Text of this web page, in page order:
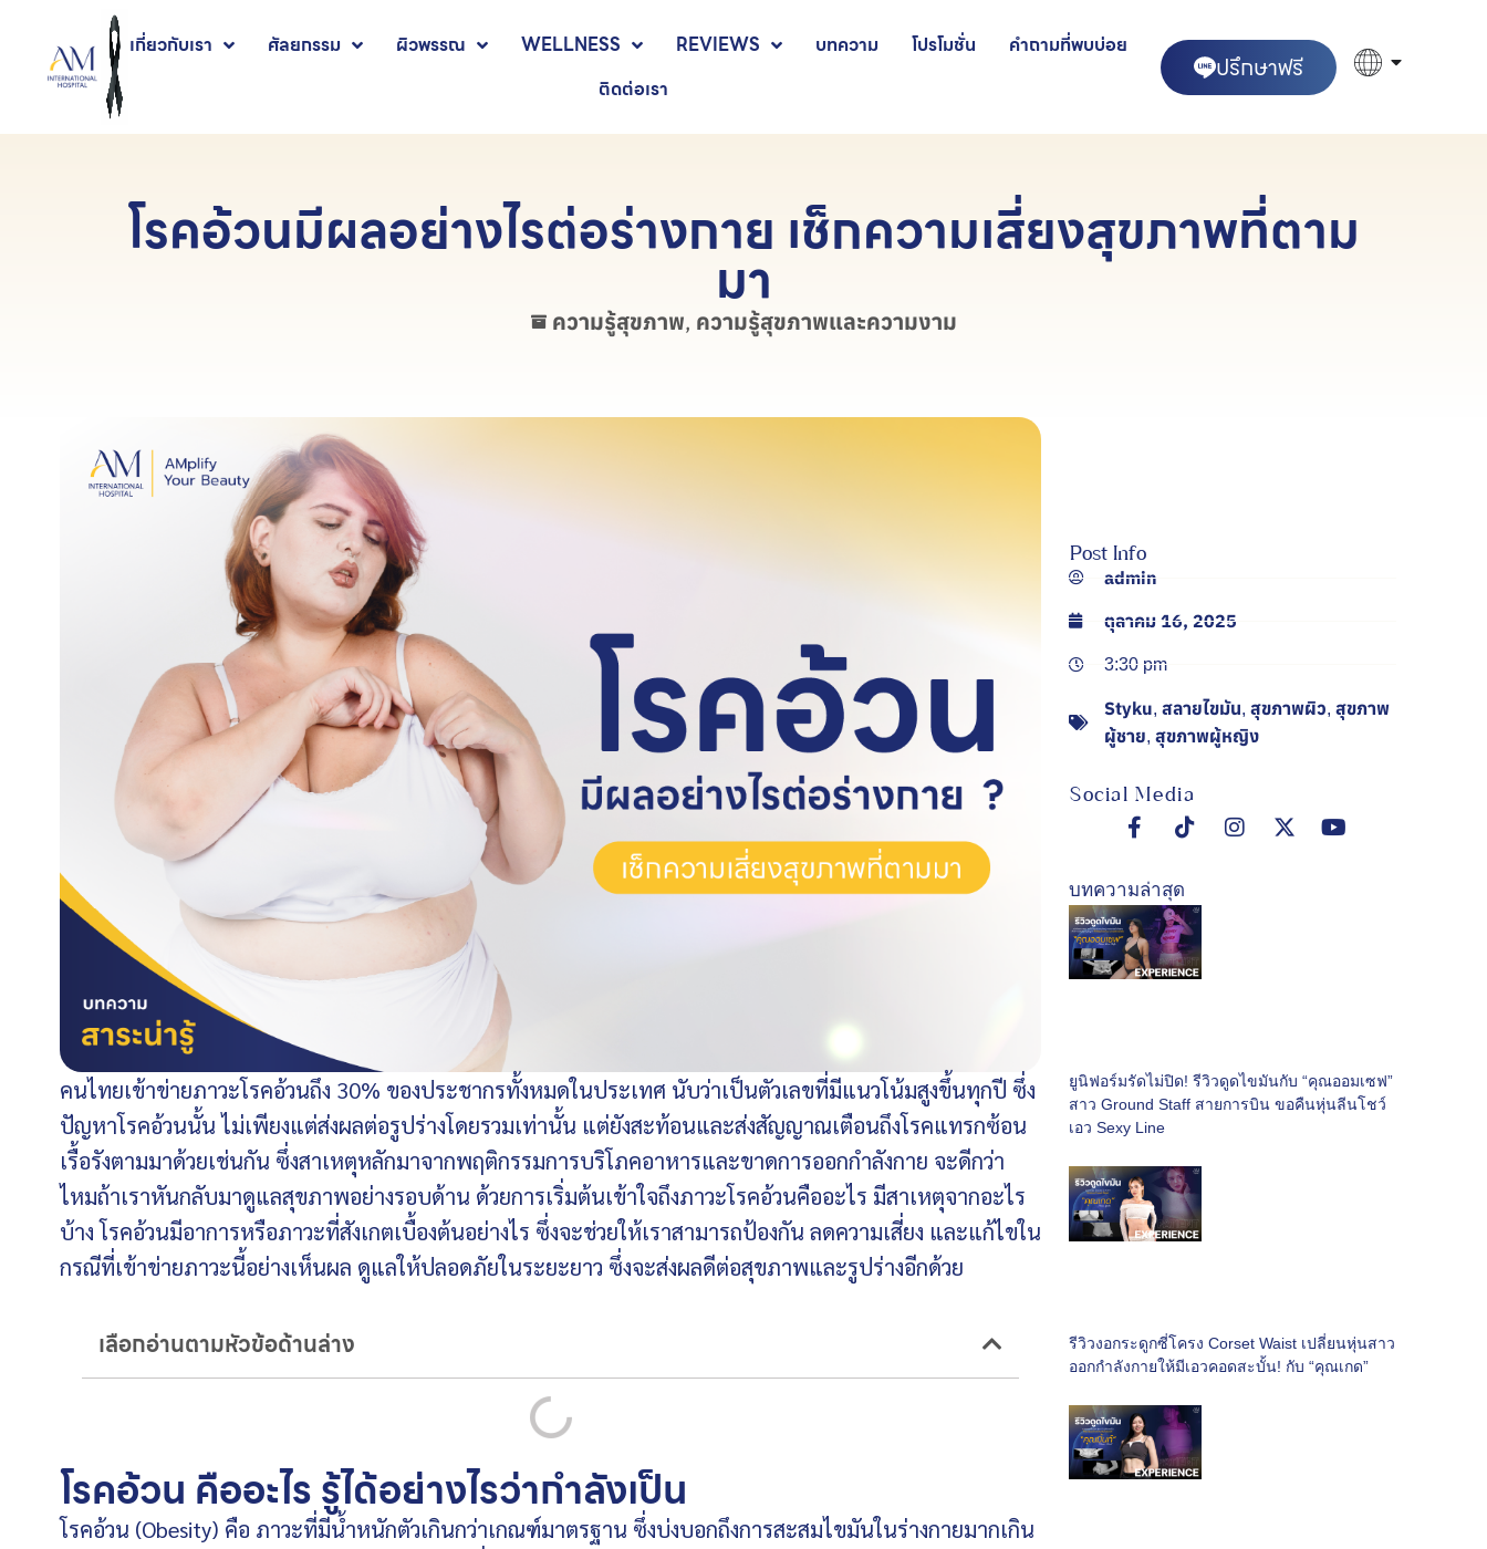
เกี่ยวกับเรา ศัลยกรรม ผิวพรรณ WELLNESS REVIEWS บทความ โปรโมชั่น
คำถามที่พบบ่อย
ติดต่อเรา
ปรึกษาฟรี
โรคอ้วนมีผลอย่างไรต่อร่างกาย เช็กความเสี่ยงสุขภาพที่ตาม
มา
ความรู้สุขภาพ, ความรู้สุขภาพและความงาม
คนไทยเข้าข่ายภาวะโรคอ้วนถึง 30% ของประชากรทั้งหมดในประเทศ นับว่าเป็นตัวเลขที่มีแนวโน้มสูงขึ้นทุกปี ซึ่ง
ปัญหาโรคอ้วนนั้น ไม่เพียงแต่ส่งผลต่อรูปร่างโดยรวมเท่านั้น แต่ยังสะท้อนและส่งสัญญาณเตือนถึงโรคแทรกซ้อน
เรื้อรังตามมาด้วยเช่นกัน ซึ่งสาเหตุหลักมาจากพฤติกรรมการบริโภคอาหารและขาดการออกกำลังกาย จะดีกว่า
ไหมถ้าเราหันกลับมาดูแลสุขภาพอย่างรอบด้าน ด้วยการเริ่มต้นเข้าใจถึงภาวะโรคอ้วนคืออะไร มีสาเหตุจากอะไร
บ้าง โรคอ้วนมีอาการหรือภาวะที่สังเกตเบื้องต้นอย่างไร ซึ่งจะช่วยให้เราสามารถป้องกัน ลดความเสี่ยง และแก้ไขใน
กรณีที่เข้าข่ายภาวะนี้อย่างเห็นผล ดูแลให้ปลอดภัยในระยะยาว ซึ่งจะส่งผลดีต่อสุขภาพและรูปร่างอีกด้วย
เลือกอ่านตามหัวข้อด้านล่าง
โรคอ้วน คืออะไร รู้ได้อย่างไรว่ากำลังเป็น
โรคอ้วน (Obesity) คือ ภาวะที่มีน้ำหนักตัวเกินกว่าเกณฑ์มาตรฐาน ซึ่งบ่งบอกถึงการสะสมไขมันในร่างกายมากเกิน
Post Info
admin
ตุลาคม 16, 2025
3:30 pm
Styku,สลายไขมัน,สุขภาพผิว,สุขภาพ
ผู้ชาย,สุขภาพผู้หญิง
Social Media
บทความล่าสุด
ยูนิฟอร์มรัดไม่ปิด! รีวิวดูดไขมันกับ “คุณออมเซฟ”
สาว Ground Staff สายการบิน ขอคืนหุ่นลีนโชว์
เอว Sexy Line
รีวิวงอกระดูกซี่โครง Corset Waist เปลี่ยนหุ่นสาว
ออกกำลังกายให้มีเอวคอดสะบั้น! กับ “คุณเกด”